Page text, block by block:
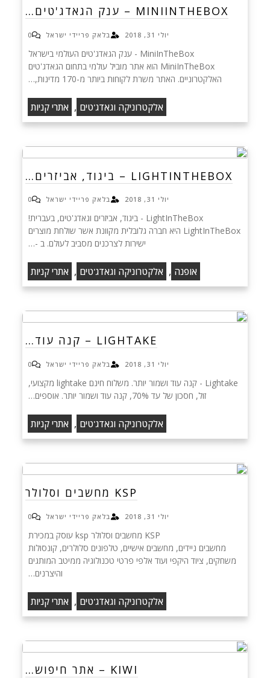
MINIINTHEBOX – ענק הגאדג'טים…
יולי 31, 2018 בלאק פריידי ישראל 0
MiniInTheBox - ענק הגאדג'טים העולמי בישראל
MiniInTheBox הוא אתר מוביל עולמי בתחום הגאדג'טים
האלקטרוניים. האתר משרת לקוחות ביותר מ-170 מדינות,…
אלקטרוניקה וגאדג'טים , אתרי קניות
LIGHTINTHEBOX – ביגוד, אביזרים…
יולי 31, 2018 בלאק פריידי ישראל 0
LightInTheBox - ביגוד, אביזרים וגאדג'טים, בעברית!
LightInTheBox היא חברה גלובלית מקוונת אשר שולחת מוצרים
ישירות לצרכנים מסביב לעולם. ב -…
אופנה , אלקטרוניקה וגאדג'טים , אתרי קניות
LIGHTAKE – קנה עוד…
יולי 31, 2018 בלאק פריידי ישראל 0
Lightake - קנה עוד ושמור יותר. משלוח חינם lightake מקצועי,
זול, חסכון של עד 70%, קנה עוד ושמור יותר. אוספים…
אלקטרוניקה וגאדג'טים , אתרי קניות
KSP מחשבים וסלולר
יולי 31, 2018 בלאק פריידי ישראל 0
KSP מחשבים וסלולר ksp עוסק במכירת
מחשבים ניידים, מחשבים אישיים, טלפונים סלולרים, קונסולות
משחקים, ציוד היקפי ועוד אלפי פרטי טכנולוגיה ממיטב המותגים
והיצרנים…
אלקטרוניקה וגאדג'טים , אתרי קניות
KIWI – אתר חיפוש…